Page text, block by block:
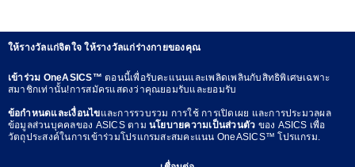
ให้รางวัลแก่จิตใจ ให้รางวัลแก่ร่างกายของคุณ
เข้าร่วม OneASICS™ตอนนี้เพื่อรับคะแนนและเพลิดเพลินกับสิทธิพิเศษเฉพาะ
สมาชิกเท่านั้น!การสมัครแสดงว่าคุณยอมรับและยอมรับ
ข้อกำหนดและเงื่อนไขและการรวบรวม การใช้ การเปิดเผย และการประมวลผล
ข้อมูลส่วนบุคคลของ ASICS ตาม นโยบายความเป็นส่วนตัว ของ ASICS เพื่อ
วัตถุประสงค์ในการเข้าร่วมโปรแกรมสะสมคะแนน OneASICS™ โปรแกรม.